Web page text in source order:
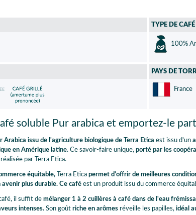
TYPE DE CAFÉ
100%
PAYS DE
France
soluble Pur arabica et emportez-le
Arabica issu de l'agriculture biologiquede Terra Etica est issu d'un
en Amérique latine. Ce savoir-faire unique, porté par les
par Terra Etica.
équitable,Terra Etica permet d'offrir de meilleures
plus durable. Ce café est un produit issu du commerce
il suffit de mélanger 1 à 2 cuillères à café dans de l'eau
intenses.Son goût riche en arômesréveille les papilles, idéal